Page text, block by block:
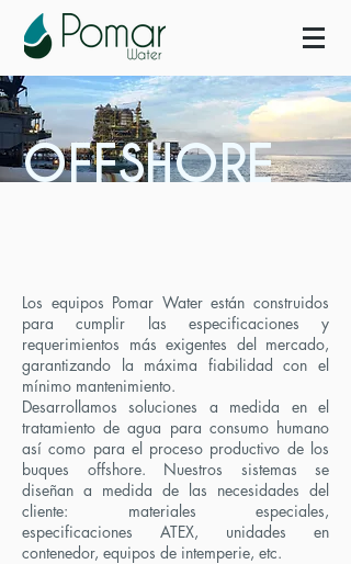
Los equipos Pomar Water están construidos
para cumplir las especificaciones y
requerimientos más exigentes del mercado,
garantizando la máxima fiabilidad con el
mínimo mantenimiento.
Desarrollamos soluciones a medida en el
tratamiento de agua para consumo humano
así como para el proceso productivo de los
buques offshore. Nuestros sistemas se
diseñan a medida de las necesidades del
cliente: materiales especiales,
especificaciones ATEX, unidades en
contenedor, equipos de intemperie, etc.
OFFSHORE